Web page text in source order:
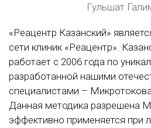
Гульшат
«Реацентр Казанский»
сети клиник «Реацентр».
работает с 2006 года по
разработанной нашими
специалистами –
Данная методика разрешена
эффективно применяется при